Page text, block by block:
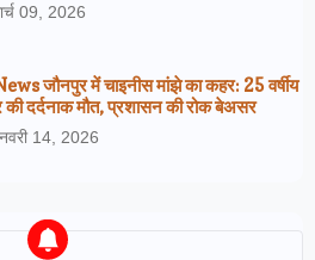
09, 2026
जौनपुर में चाइनीस मांझे का कहर: 25 वर्षीय
डॉक्टर की दर्दनाक मौत, प्रशासन की रोक बेअसर
14, 2026